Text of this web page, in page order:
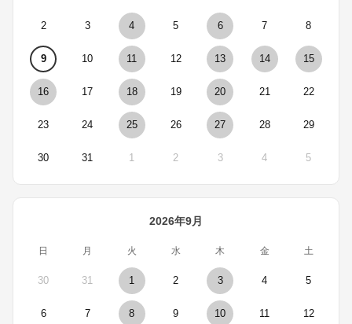
2 3 4 5 6 7 8
9 10 11 12 13 14 15
16 17 18 19 20 21 22
23 24 25 26 27 28 29
30 31 1 2 3 4 5
2026年9月
日 月 火 水 木 金 土
30 31 1 2 3 4 5
6 7 8 9 10 11 12